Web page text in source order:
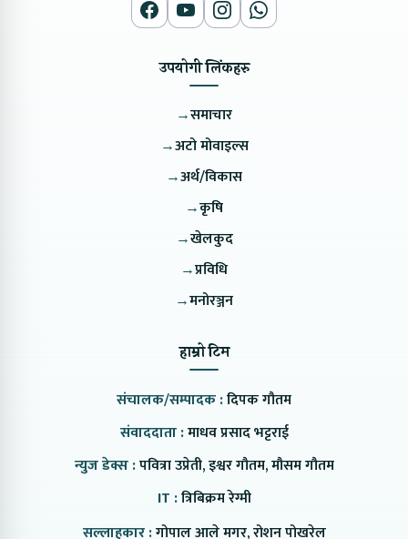
उपयोगी लिंकहरु
→समाचार
→अटो मोवाइल्स
→अर्थ/विकास
→कृषि
→खेलकुद
→प्रविधि
→मनोरञ्जन
हाम्रो टिम
संचालक/सम्पादक :दिपक गौतम
संवाददाता :माधव प्रसाद भट्टराई
न्युज डेक्स :पवित्रा उप्रेती, इश्वर गौतम, मौसम गौतम
IT :त्रिबिक्रम रेग्मी
सल्लाहकार :गोपाल आले मगर, रोशन पोखरेल